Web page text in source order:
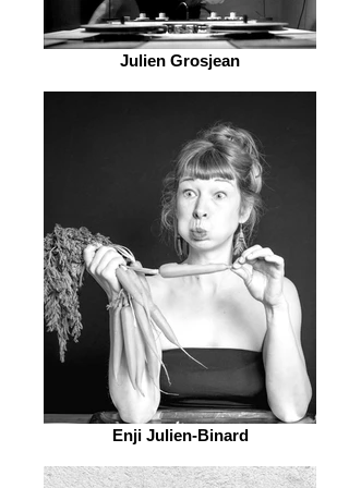
Julien Grosjean
Enji Julien-Binard